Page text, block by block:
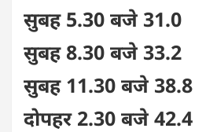
सुबह 5.30 बजे 31.0
सुबह 8.30 बजे 33.2
सुबह 11.30 बजे 38.8
दोपहर 2.30 बजे 42.4